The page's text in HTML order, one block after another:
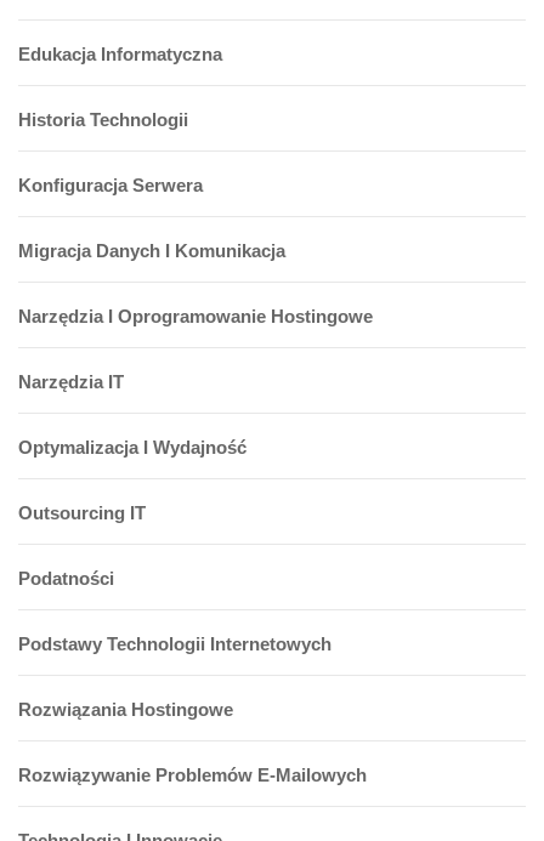
Edukacja Informatyczna
Historia Technologii
Konfiguracja Serwera
Migracja Danych I Komunikacja
Narzędzia I Oprogramowanie Hostingowe
Narzędzia IT
Optymalizacja I Wydajność
Outsourcing IT
Podatności
Podstawy Technologii Internetowych
Rozwiązania Hostingowe
Rozwiązywanie Problemów E-Mailowych